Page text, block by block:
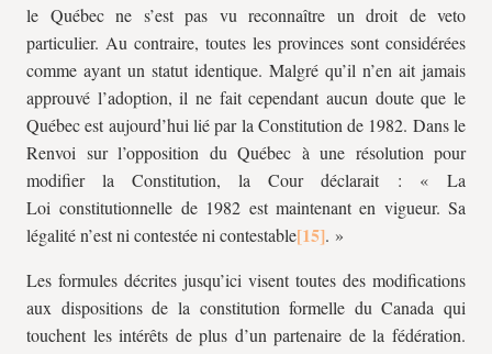
le Québec ne s’est pas vu reconnaître un droit de veto
particulier. Au contraire, toutes les provinces sont considérées
comme ayant un statut identique. Malgré qu’il n’en ait jamais
approuvé l’adoption, il ne fait cependant aucun doute que le
Québec est aujourd’hui lié par la Constitution de 1982. Dans le
Renvoi sur l’opposition du Québec à une résolution pour
modifier la Constitution, la Cour déclarait : « La
Loi constitutionnelle de 1982 est maintenant en vigueur. Sa
légalité n’est ni contestée ni contestable
. »
Les formules décrites jusqu’ici visent toutes des modifications
aux dispositions de la constitution formelle du Canada qui
touchent les intérêts de plus d’un partenaire de la fédération.